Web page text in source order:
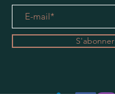
S'abonner